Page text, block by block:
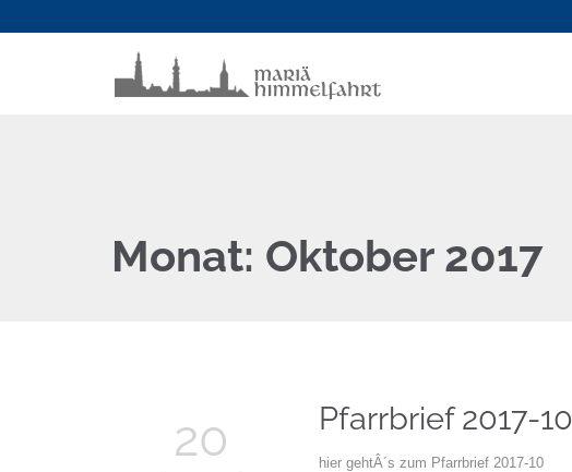
Monat: Oktober 2017
20 Pfarrbrief 2017-10
hier gehtÂ´s zum Pfarrbrief 2017-10